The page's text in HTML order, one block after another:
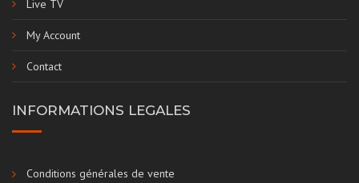
Live TV
My Account
Contact
INFORMATIONS LEGALES
Conditions générales de vente